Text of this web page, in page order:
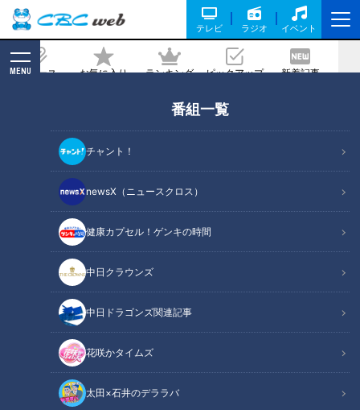
テレビ ラジオ イベント
ニュース お気に入り ランキング ピックアップ 新着記事
MENU
番組一覧
チャント！
newsX（ニュースクロス）
健康カプセル！ゲンキの時間
中日クラウンズ
中日ドラゴンズ関連記事
花咲かタイムズ
太田×石井のデララバ
一体…！？
2025/04/08 16:07